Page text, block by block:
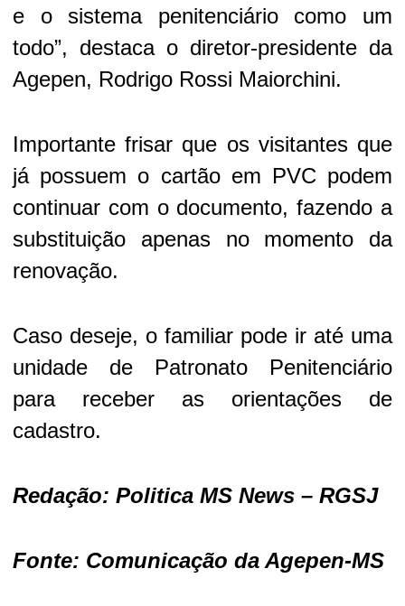
e o sistema penitenciário como um
todo”, destaca o diretor-presidente da
Agepen, Rodrigo Rossi Maiorchini.
Importante frisar que os visitantes que
já possuem o cartão em PVC podem
continuar com o documento, fazendo a
substituição apenas no momento da
renovação.
Caso deseje, o familiar pode ir até uma
unidade de Patronato Penitenciário
para receber as orientações de
cadastro.
Redação: Politica MS News – RGSJ
Fonte: Comunicação da Agepen-MS